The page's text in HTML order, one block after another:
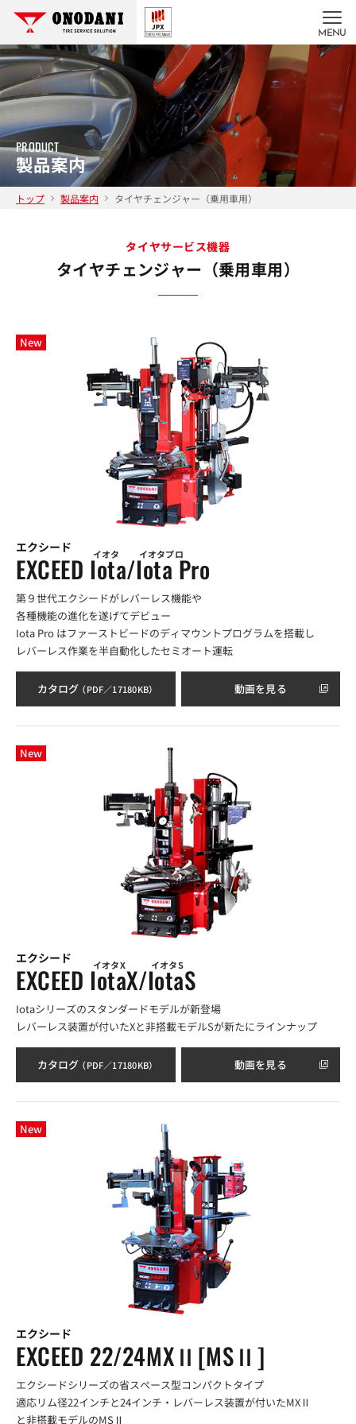
MENU
PRODUCT
製品案内
トップ 製品案内 タイヤチェンジャー（乗用車用）
タイヤサービス機器
タイヤチェンジャー（乗用車用）
New
エクシード イオタ イオタプロ
EXCEED Iota/Iota Pro
第９世代エクシードがレバーレス機能や
各種機能の進化を遂げてデビュー
Iota Pro はファーストビードのディマウントプログラムを搭載し
レバーレス作業を半自動化したセミオート運転
カタログ（PDF／17180KB） 動画を見る
New
エクシード イオタX イオタS
EXCEED IotaX/IotaS
Iotaシリーズのスタンダードモデルが新登場
レバーレス装置が付いたXと非搭載モデルSが新たにラインナップ
カタログ（PDF／17180KB） 動画を見る
New
エクシード
EXCEED 22/24MXⅡ[MSⅡ]
エクシードシリーズの省スペース型コンパクトタイプ
適応リム径22インチと24インチ・レバーレス装置が付いたMXⅡ
と非搭載モデルのMSⅡ